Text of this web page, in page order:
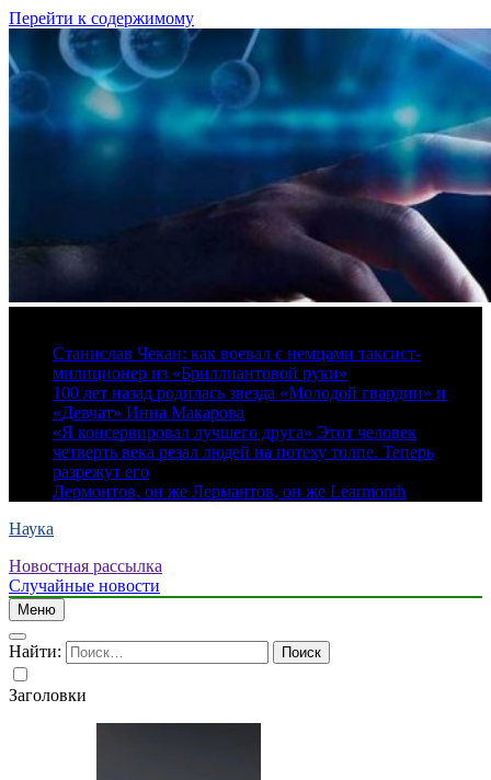
Перейти к содержимому
Станислав Чекан: как воевал с немцами таксист-
милиционер из «Бриллиантовой руки»
100 лет назад родилась звезда «Молодой гвардии» и
«Девчат» Инна Макарова
«Я консервировал лучшего друга» Этот человек
четверть века резал людей на потеху толпе. Теперь
разрежут его
Лермонтов, он же Лермантов, он же Learmonth
Наука
Новостная рассылка
Случайные новости
Меню
Найти:
Заголовки